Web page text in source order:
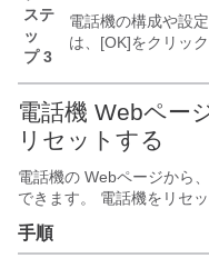
ステ
ッ
プ 3
電話機の構成や設
は、[OK]をクリック
電話機 Webペー
リセットする
電話機の Webページから
できます。 電話機をリセ
手順